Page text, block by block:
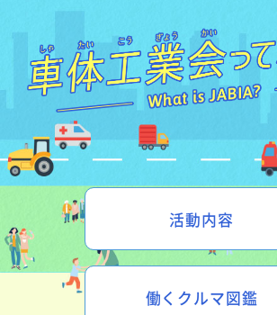
活動内容
働くクルマ図鑑